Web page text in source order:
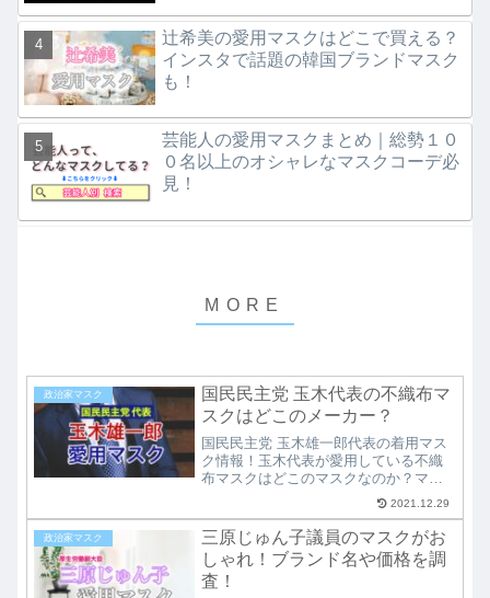
辻希美の愛用マスクはどこで買える？
インスタで話題の韓国ブランドマスク
も！
芸能人の愛用マスクまとめ｜総勢１０
０名以上のオシャレなマスクコーデ必
見！
政治家マスク
国民民主党 玉木代表の不織布マ
スクはどこのメーカー？
国民民主党 玉木雄一郎代表の着用マス
ク情報！玉木代表が愛用している不織
布マスクはどこのマスクなのか？マス
クのメーカー名やマスクの性能、それ
に購入可能なショップなどもまとめて
調査して紹介しています。国会議員
（政治家）の方が普段どんなマスクを
しているのか知りたい方必見です。
2021.12.29
政治家マスク
三原じゅん子議員のマスクがお
しゃれ！ブランド名や価格を調
査！